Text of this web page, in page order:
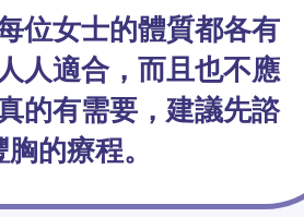
位女士的體質都各有
人適合，而且也不應
的有需要，建議先諮
的療程。